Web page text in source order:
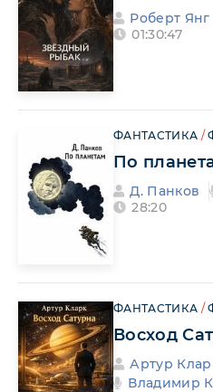
Роберт Янг
01:30:47
ФАНТАСТИКА /
По
Д. Панков
28:20
ФАНТАСТИКА /
Восход
Артур
Владимир